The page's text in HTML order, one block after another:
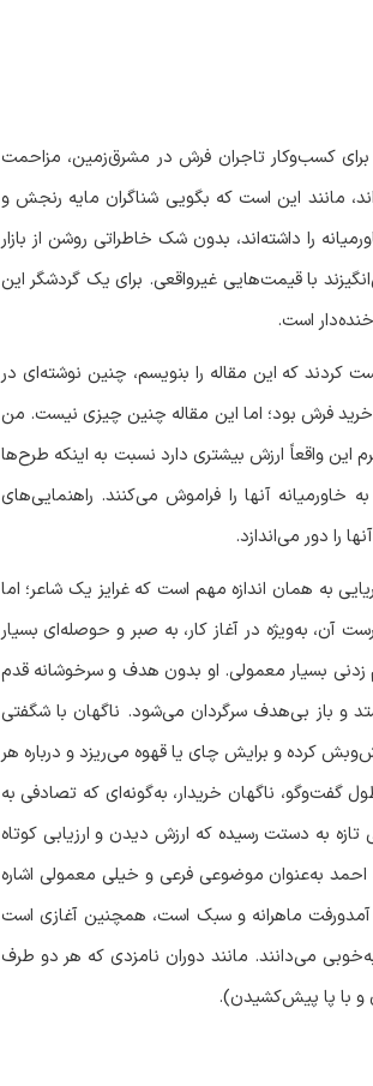
کسب‌وکار تاجران فرش در مشرق‌زمین، مزاحمت
مانند این است که بگویی شناگران مایه رنجش و
را داشته‌اند، بدون شک خاطراتی روشن از بازار
با قیمت‌هایی غیرواقعی. برای یک گردشگر این
است.
کردند که این مقاله را بنویسم، چنین نوشته‌ای در
فرش بود؛ اما این مقاله چنین چیزی نیست. من
واقعاً ارزش بیشتری دارد نسبت به اینکه طرح‌ها
آنها را فراموش می‌کنند. راهنمایی‌های
را دور می‌اندازد.
به همان اندازه مهم است که غرایز یک شاعر؛ اما
به‌ویژه در آغاز کار، به صبر و حوصله‌ای بسیار
زدنی بسیار معمولی. او بدون هدف و سرخوشانه قدم
و باز بی‌هدف سرگردان می‌شود. ناگهان با شگفتی
کرده و برایش چای یا قهوه می‌ریزد و درباره هر
گفت‌وگو، ناگهان خریدار، به‌گونه‌ای که تصادفی به
به دستت رسیده که ارزش دیدن و ارزیابی کوتاه
به‌عنوان موضوعی فرعی و خیلی معمولی اشاره
آمدورفت ماهرانه و سبک است، همچنین آغازی است
می‌دانند. مانند دوران نامزدی که هر دو طرف
و با پا پیش‌کشیدن).